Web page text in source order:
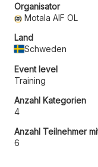
Organisator
Motala AIF OL
Land
Schweden
Event level
Training
Anzahl Kategorien
4
Anzahl Teilnehmer
6